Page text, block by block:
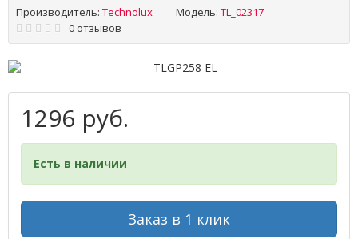
Производитель: Technolux Модель: TL_02317
0 отзывов
1296 руб.
Есть в наличии
Заказ в 1 клик